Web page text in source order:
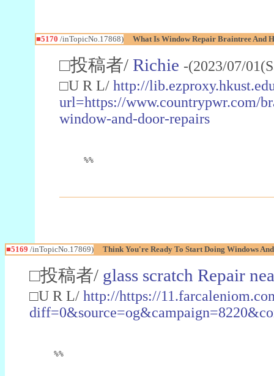
■5170 /inTopicNo.17868) What Is Window Repair Braintree And
□投稿者/ Richie -(2023/07/
□U R L/ http://
url=https://www.countrypwr.com/
window-and-door-repairs
%%
■5169 /inTopicNo.17869) Think You're Ready To Start Doing Windows
□投稿者/ glass scratch Repair
□U R L/ http://https://
%%